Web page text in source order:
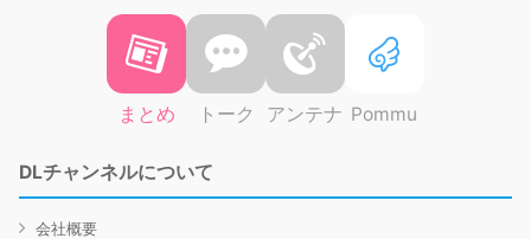
まとめ トーク アンテナ Pommu
DLチャンネルについて
会社概要